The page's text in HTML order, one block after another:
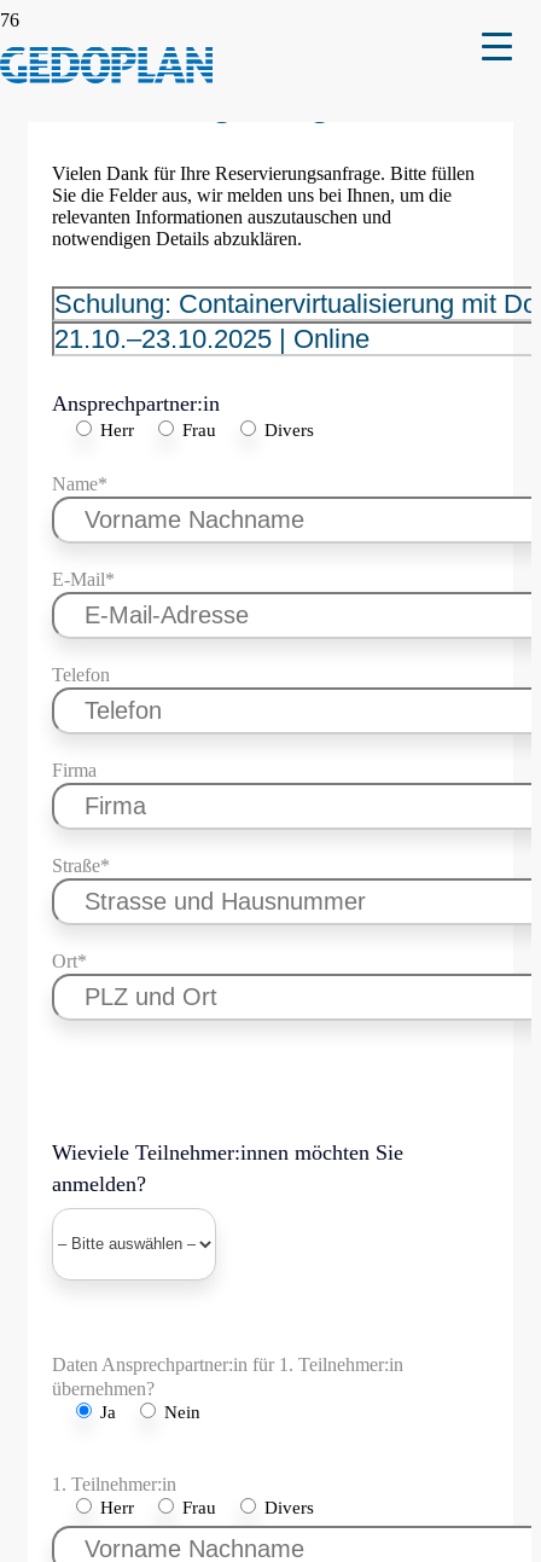
Vielen Dank für Ihre Reservierungsanfrage. Bitte füllen
Sie die Felder aus, wir melden uns bei Ihnen, um die
relevanten Informationen auszutauschen und
notwendigen Details abzuklären.
Ansprechpartner:in
Herr Frau Divers
Name*
E-Mail*
Telefon
Firma
Straße*
Ort*
Wieviele Teilnehmer:innen möchten Sie
anmelden?
Daten Ansprechpartner:in für 1. Teilnehmer:in
übernehmen?
Ja Nein
1. Teilnehmer:in
Herr Frau Divers